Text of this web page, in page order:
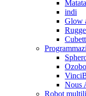
indi
Glow
Nous
Robot